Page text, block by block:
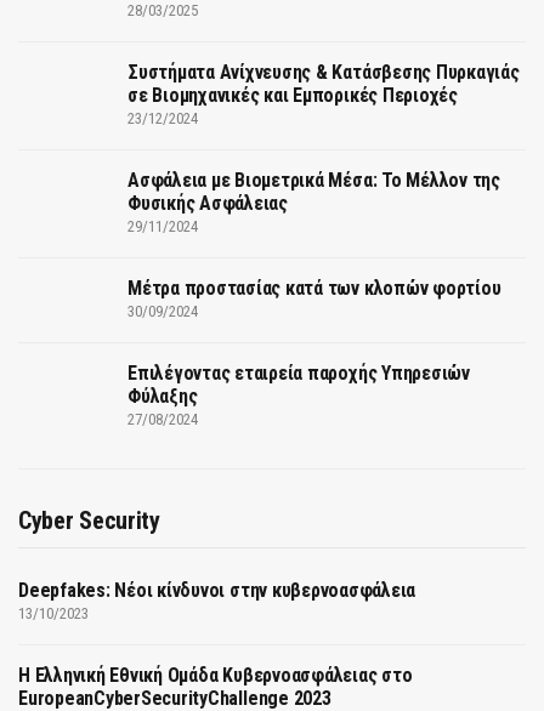
28/03/2025
Συστήματα Ανίχνευσης & Κατάσβεσης Πυρκαγιάς
σε Βιομηχανικές και Εμπορικές Περιοχές
23/12/2024
Ασφάλεια με Βιομετρικά Μέσα: Το Μέλλον της
Φυσικής Ασφάλειας
29/11/2024
Μέτρα προστασίας κατά των κλοπών φορτίου
30/09/2024
Επιλέγοντας εταιρεία παροχής Υπηρεσιών
Φύλαξης
27/08/2024
Cyber Security
Deepfakes: Νέοι κίνδυνοι στην κυβερνοασφάλεια
13/10/2023
Η Ελληνική Εθνική Ομάδα Κυβερνοασφάλειας στο
EuropeanCyberSecurityChallenge 2023